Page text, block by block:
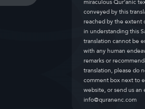
conveyed by this
reached by the extent
in understanding this
translation cannot be
with any human
remarks or
translation, please do
comment box next to
website, or send us an
info@quranenc.com